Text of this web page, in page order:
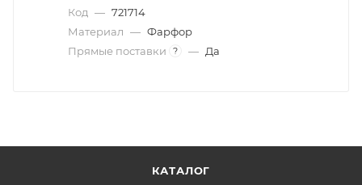
Код — 721714
Материал — Фарфор
Прямые поставки
? — Да
КАТАЛОГ